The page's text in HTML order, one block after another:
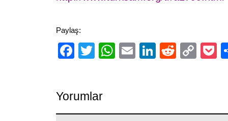
Paylaş:
Facebook
TwitterWhatsApp
EmailLinkedIn
Reddit
Yorumlar